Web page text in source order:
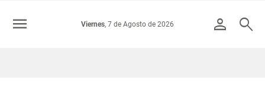
Colombia
person search
Viernes, 7 de Agosto de 2026
menu